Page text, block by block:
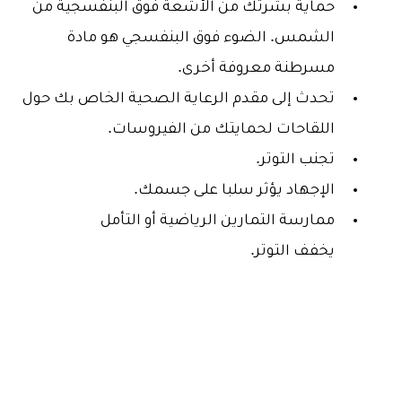
حماية بشرتك من الأشعة فوق البنفسجية من
الشمس. الضوء فوق البنفسجي هو مادة
مسرطنة معروفة أخرى.
تحدث إلى مقدم الرعاية الصحية الخاص بك حول
اللقاحات لحمايتك من الفيروسات.
تجنب التوتر.
الإجهاد يؤثر سلبا على جسمك.
ممارسة التمارين الرياضية أو التأمل
يخفف التوتر.